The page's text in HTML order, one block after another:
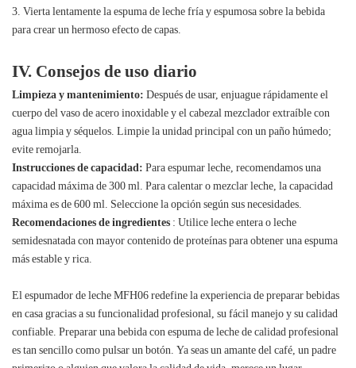
3. Vierta lentamente la espuma de leche fría y espumosa sobre la bebida
para crear un hermoso efecto de capas.
IV. Consejos de uso diario
Limpieza y mantenimiento: Después de usar, enjuague rápidamente el
cuerpo del vaso de acero inoxidable y el cabezal mezclador extraíble con
agua limpia y séquelos. Limpie la unidad principal con un paño húmedo;
evite remojarla.
Instrucciones de capacidad: Para espumar leche, recomendamos una
capacidad máxima de 300 ml. Para calentar o mezclar leche, la capacidad
máxima es de 600 ml. Seleccione la opción según sus necesidades.
Recomendaciones de ingredientes : Utilice leche entera o leche
semidesnatada con mayor contenido de proteínas para obtener una espuma
más estable y rica.
El espumador de leche MFH06 redefine la experiencia de preparar bebidas
en casa gracias a su funcionalidad profesional, su fácil manejo y su calidad
confiable. Preparar una bebida con espuma de leche de calidad profesional
es tan sencillo como pulsar un botón. Ya seas un amante del café, un padre